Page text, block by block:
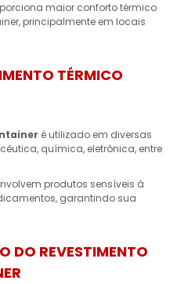
maior conforto térmico
principalmente em locais
TÉRMICO
é utilizado em diversas
química, eletrônica, entre
produtos sensíveis à
garantindo sua
DO REVESTIMENTO